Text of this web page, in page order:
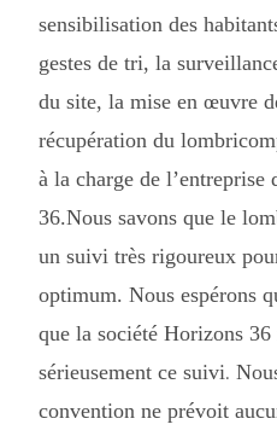
sensibilisation des
gestes de tri, la
du site, la mise en œuvre
récupération du
à la charge de l’entreprise
36.Nous savons que le
un suivi très rigoureux
optimum. Nous espérons
que la société Horizons
sérieusement ce suivi.
convention ne prévoit